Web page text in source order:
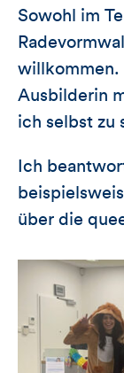
Sowohl im
willkommen.
Ausbilderin
ich selbst zu
Ich
über die